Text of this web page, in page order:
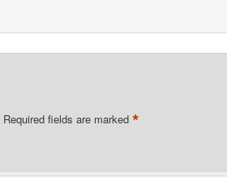
Required fields are marked *